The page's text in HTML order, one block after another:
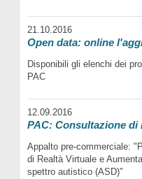
21.10.2016
Open data: online
Disponibili gli elenchi dei
PAC
12.09.2016
PAC: Consultazione di
Appalto pre-commerciale:
di Realtà Virtuale e
spettro autistico (ASD)"